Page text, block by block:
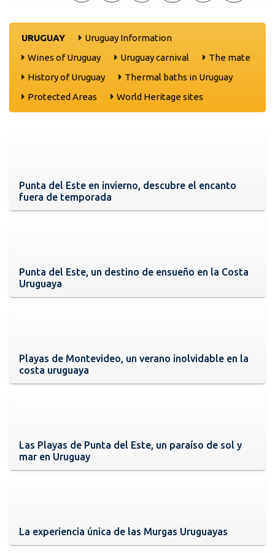
URUGUAY
Uruguay Information
Wines of Uruguay
Uruguay carnival
The mate
History of Uruguay
Thermal baths in Uruguay
Protected Areas
World Heritage sites
Punta del Este en invierno, descubre el encanto
fuera de temporada
Punta del Este, un destino de ensueño en la Costa
Uruguaya
Playas de Montevideo, un verano inolvidable en la
costa uruguaya
Las Playas de Punta del Este, un paraíso de sol y
mar en Uruguay
La experiencia única de las Murgas Uruguayas